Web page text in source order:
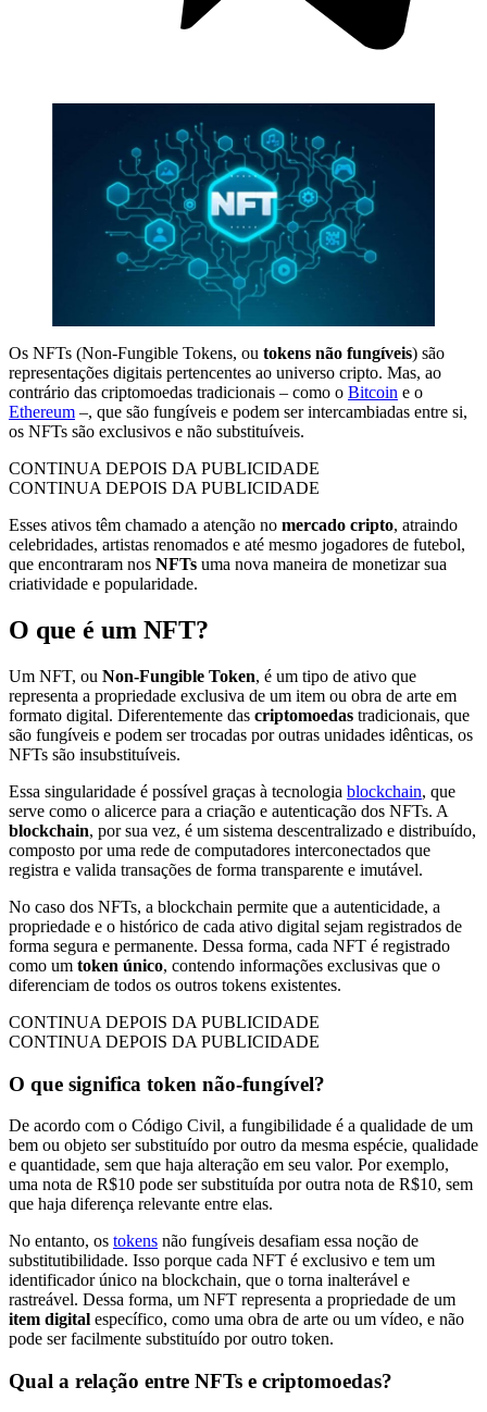
Os NFTs (Non-Fungible Tokens, ou tokens não fungíveis) são
representações digitais pertencentes ao universo cripto. Mas, ao
contrário das criptomoedas tradicionais – como o Bitcoin e o
Ethereum –, que são fungíveis e podem ser intercambiadas entre si,
os NFTs são exclusivos e não substituíveis.
CONTINUA DEPOIS DA PUBLICIDADE
CONTINUA DEPOIS DA PUBLICIDADE
Esses ativos têm chamado a atenção no mercado cripto, atraindo
celebridades, artistas renomados e até mesmo jogadores de futebol,
que encontraram nos NFTs uma nova maneira de monetizar sua
criatividade e popularidade.
O que é um NFT?
Um NFT, ou Non-Fungible Token, é um tipo de ativo que
representa a propriedade exclusiva de um item ou obra de arte em
formato digital. Diferentemente das criptomoedas tradicionais, que
são fungíveis e podem ser trocadas por outras unidades idênticas, os
NFTs são insubstituíveis.
Essa singularidade é possível graças à tecnologia blockchain, que
serve como o alicerce para a criação e autenticação dos NFTs. A
blockchain, por sua vez, é um sistema descentralizado e distribuído,
composto por uma rede de computadores interconectados que
registra e valida transações de forma transparente e imutável.
No caso dos NFTs, a blockchain permite que a autenticidade, a
propriedade e o histórico de cada ativo digital sejam registrados de
forma segura e permanente. Dessa forma, cada NFT é registrado
como um token único, contendo informações exclusivas que o
diferenciam de todos os outros tokens existentes.
CONTINUA DEPOIS DA PUBLICIDADE
CONTINUA DEPOIS DA PUBLICIDADE
O que significa token não-fungível?
De acordo com o Código Civil, a fungibilidade é a qualidade de um
bem ou objeto ser substituído por outro da mesma espécie, qualidade
e quantidade, sem que haja alteração em seu valor. Por exemplo,
uma nota de R$10 pode ser substituída por outra nota de R$10, sem
que haja diferença relevante entre elas.
No entanto, os tokens não fungíveis desafiam essa noção de
substitutibilidade. Isso porque cada NFT é exclusivo e tem um
identificador único na blockchain, que o torna inalterável e
rastreável. Dessa forma, um NFT representa a propriedade de um
item digital específico, como uma obra de arte ou um vídeo, e não
pode ser facilmente substituído por outro token.
Qual a relação entre NFTs e criptomoedas?